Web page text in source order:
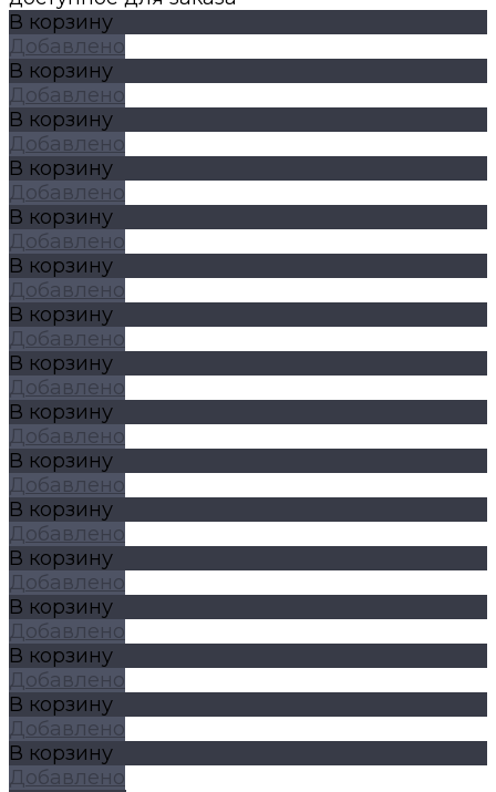
В корзину
Добавлено
В корзину
Добавлено
В корзину
Добавлено
В корзину
Добавлено
В корзину
Добавлено
В корзину
Добавлено
В корзину
Добавлено
В корзину
Добавлено
В корзину
Добавлено
В корзину
Добавлено
В корзину
Добавлено
В корзину
Добавлено
В корзину
Добавлено
В корзину
Добавлено
В корзину
Добавлено
В корзину
Добавлено